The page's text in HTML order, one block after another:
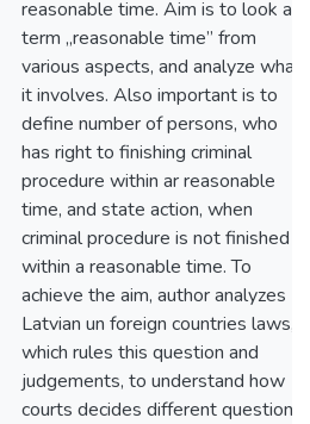
reasonable time. Aim is to look at
term „reasonable time” from
various aspects, and analyze what
it involves. Also important is to
define number of persons, who
has right to finishing criminal
procedure within ar reasonable
time, and state action, when
criminal procedure is not finished
within a reasonable time. To
achieve the aim, author analyzes
Latvian un foreign countries laws,
which rules this question and
judgements, to understand how
courts decides different questions